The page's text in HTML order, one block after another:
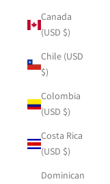
Canada
(USD $)
Chile (USD
$)
Colombia
(USD $)
Costa Rica
(USD $)
Dominican